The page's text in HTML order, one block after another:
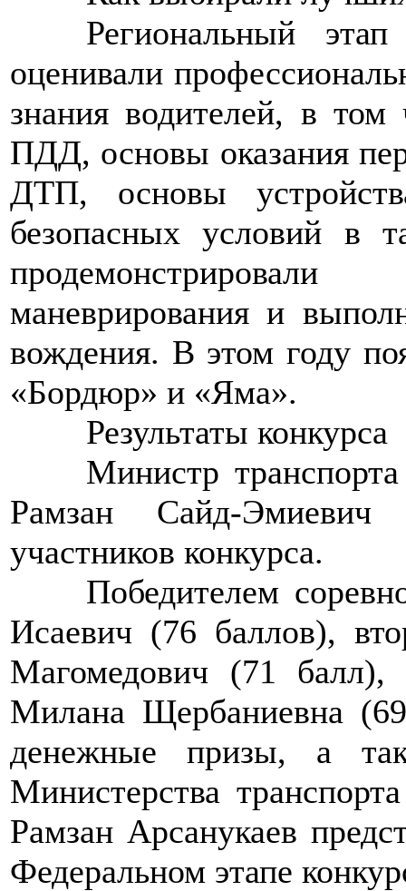
Региональный
оценивали
знания водителей, в том
ПДД, основы оказания
ДТП, основы
безопасных условий в
маневрирования и
вождения. В этом году
«Бордюр» и «Яма».
Результаты конкурса
Министр
Рамзан Сайд-Эмиевич
участников конкурса.
Победителем
Исаевич (76 баллов),
Магомедович (71 балл),
Милана Щербаниевна
денежные призы, а
Министерства
Рамзан Арсанукаев
Федеральном этапе